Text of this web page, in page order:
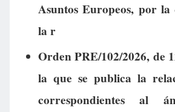
Asuntos Europeos, por la
la r
Orden PRE/102/2026, de
la que se publica la
correspondientes al